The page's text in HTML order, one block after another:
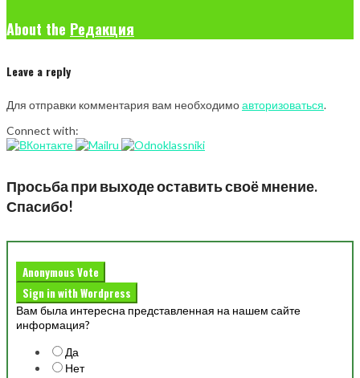
About the Редакция
Leave a reply
Для отправки комментария вам необходимоавторизоваться.
Connect with:
Просьба при выходе оставить своё мнение.
Спасибо!
Anonymous Vote
Sign in with Wordpress
Вам была интересна представленная на нашем сайте
информация?
Да
Нет